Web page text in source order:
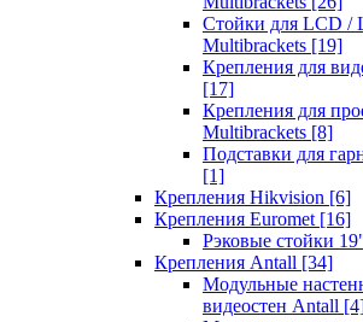
Стойки для LCD /
Multibrackets [19]
Крепления для
[17]
Крепления для
Multibrackets [8]
Подставки для
[1]
Крепления Hikvision [6]
Крепления Euromet [16]
Рэковые стойки
Крепления Antall [34]
Модульные
видеостен Antall